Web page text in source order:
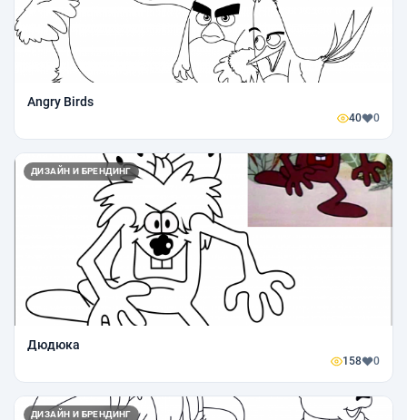
Angry Birds
40 0
ДИЗАЙН И БРЕНДИНГ
Дюдюка
158 0
ДИЗАЙН И БРЕНДИНГ